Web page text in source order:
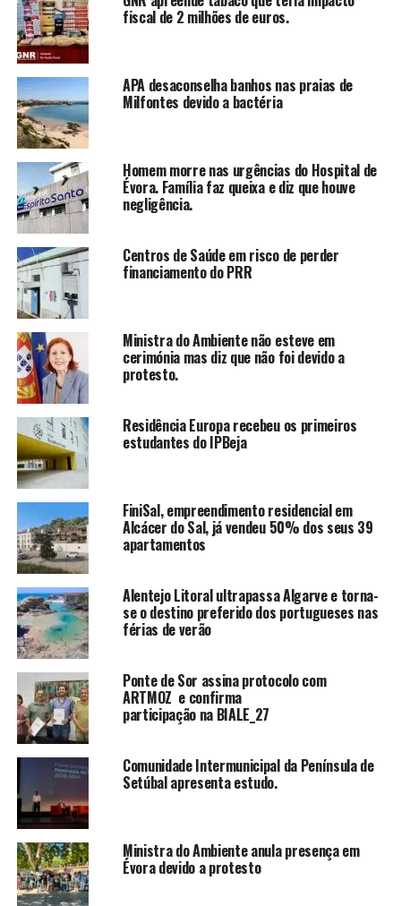
fiscal de 2 milhões de euros.
APA desaconselha banhos nas praias de
Milfontes devido a bactéria
Homem morre nas urgências do Hospital de
Évora. Família faz queixa e diz que houve
negligência.
Centros de Saúde em risco de perder
financiamento do PRR
Ministra do Ambiente não esteve em
cerimónia mas diz que não foi devido a
protesto.
Residência Europa recebeu os primeiros
estudantes do IPBeja
FiniSal, empreendimento residencial em
Alcácer do Sal, já vendeu 50% dos seus 39
apartamentos
Alentejo Litoral ultrapassa Algarve e torna-
se o destino preferido dos portugueses nas
férias de verão
Ponte de Sor assina protocolo com
ARTMOZ e confirma
participação na BIALE_27
Comunidade Intermunicipal da Península de
Setúbal apresenta estudo.
Ministra do Ambiente anula presença em
Évora devido a protesto